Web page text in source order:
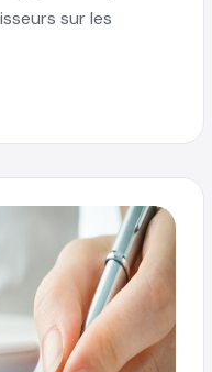
sur les